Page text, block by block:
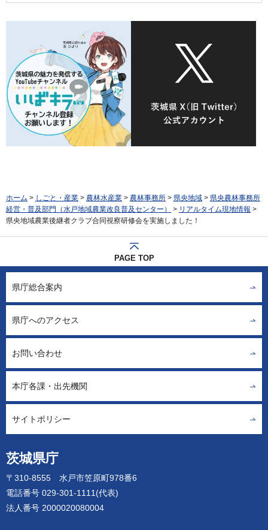
ホーム > しごと・産業 > 農林水産業 > 農林事務所 > 県央地域 > 県央農林事務所
経営・普及部門（水戸地域農業改良普及センター）
> リアルタイム現地情報 >
県央地域農業後継者クラブ合同視察研修会を実施しました！
PAGE TOP
茨城県庁
〒310-8555 水戸市笠原町978番6
電話番号 029-301-1111(代表)
法人番号 2000020080004
県庁総合案内
県庁へのアクセス
お問い合わせ
本庁各課・出先機関
サイトポリシー